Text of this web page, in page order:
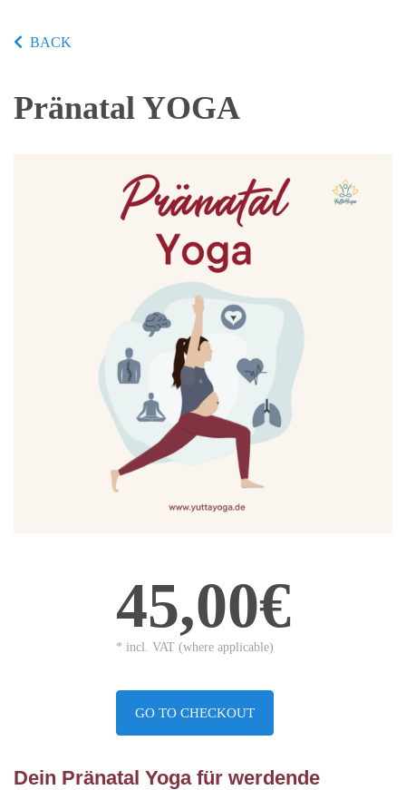
BACK
Pränatal YOGA
45,00€
* incl. VAT (where applicable)
GO TO CHECKOUT
Dein Pränatal Yoga für werdende